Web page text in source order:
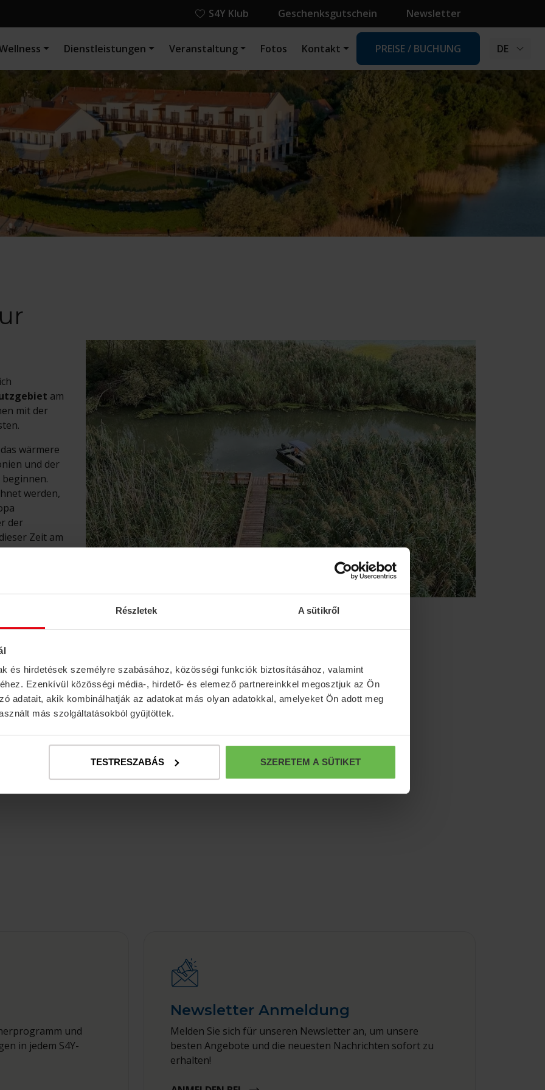
Részletek A sütikről
és hirdetések személyre szabásához, közösségi funkciók biztosításához, valamint
Ezenkívül közösségi média-, hirdető- és elemező partnereinkkel megosztjuk az Ön
adatait, akik kombinálhatják az adatokat más olyan adatokkal, amelyeket Ön adott meg
más szolgáltatásokból gyűjtöttek.
TESTRESZABÁS SZERETEM A SÜTIKET
S4Y Klub Geschenksgutschein Newsletter
Dienstleistungen Veranstaltung Fotos Kontakt PREISE / BUCHUNG DE
am
mit der
wärmere
und der
werden,
der
Zeit am
die Vögel
nach
um uns
Dies ist
Gesichter
sehen kann.
gesenkt
ruhen sich
und
in jedem S4Y-
Newsletter Anmeldung
Melden Sie sich für unseren Newsletter an, um unsere
besten Angebote und die neuesten Nachrichten sofort zu
erhalten!